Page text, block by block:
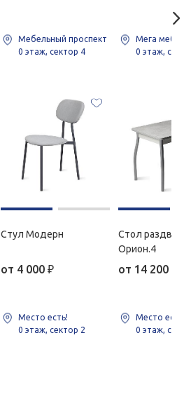
Мебельный проспект
0 этаж, сектор 4
Стул Модерн
от 4 000 ₽
Место есть!
0 этаж, сектор 2
Мега
0 этаж,
Стол
Орион.4
от 14 200
Место
0 этаж,